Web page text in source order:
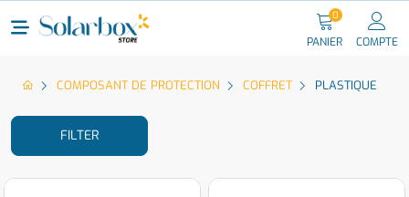
PANIER
0
COMPTE
COMPOSANT DE PROTECTION COFFRET PLASTIQUE
FILTER